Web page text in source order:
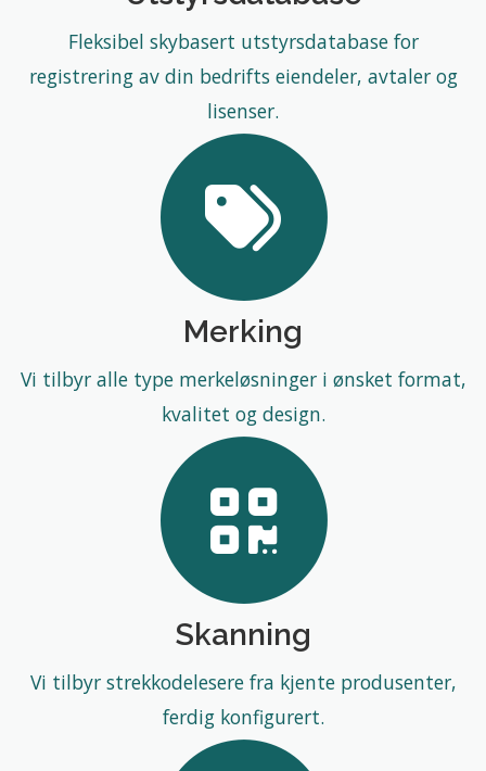
Fleksibel skybasert utstyrsdatabase for
registrering av din bedrifts eiendeler, avtaler og
lisenser.
Merking
Vi tilbyr alle type merkeløsninger i ønsket format,
kvalitet og design.
Skanning
Vi tilbyr strekkodelesere fra kjente produsenter,
ferdig konfigurert.